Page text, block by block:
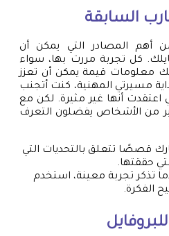
السابقة
أهم المصادر التي يمكن أن
كل تجربة مررت بها، سواء
لك معلومات قيمة يمكن أن تعزز
مسيرتي المهنية، كنت أتجنب
أنها غير مثيرة. لكن مع
من الأشخاص يفضلون التعرف
قصصًا تتعلق بالتحديات التي
حققتها.
تذكر تجربة معينة، استخدم
الفكرة.